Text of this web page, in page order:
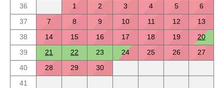
36
1 2 3 4 5
6
37
7 8 9 10 11 12
13
38
14 15 16 17 18 19
20
39
21 22 23 24 25 26
27
40
28 29
30
41